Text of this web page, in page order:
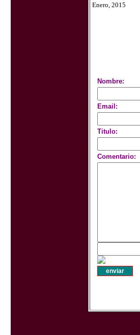
Enero, 2015
Nombre:
Email:
Titulo:
Comentario: